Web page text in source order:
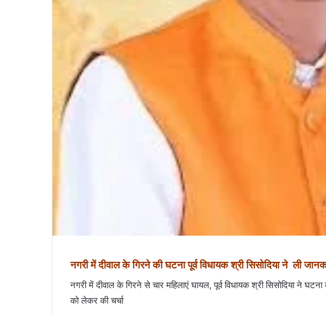
नगरी में दीवाल के गिरने की घटना पूर्व विधायक श्री सिसोदिया ने ली
नगरी में दीवाल के गिरने से चार महिलाएं घायल, पूर्व विधायक श्री सिसोदिया ने
को लेकर की चर्चा